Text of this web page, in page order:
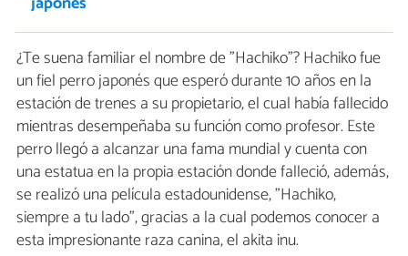
¿Te suena familiar el nombre de "Hachiko"? Hachiko fue
un fiel perro japonés que esperó durante 10 años en la
estación de trenes a su propietario, el cual había fallecido
mientras desempeñaba su función como profesor. Este
perro llegó a alcanzar una fama mundial y cuenta con
una estatua en la propia estación donde falleció, además,
se realizó una película estadounidense, "Hachiko,
siempre a tu lado", gracias a la cual podemos conocer a
esta impresionante raza canina, el akita inu.